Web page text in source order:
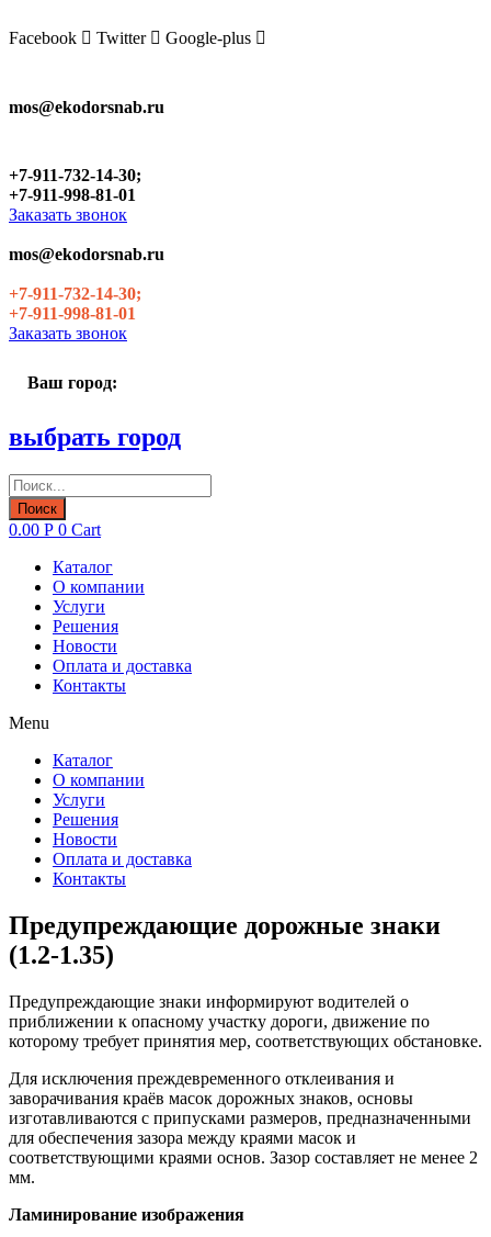
to
Facebook Twitter Google-plus
mos@ekodorsnab.ru
+7-911-732-14-30;
+7-911-998-81-01
Заказать звонок
mos@ekodorsnab.ru
+7-911-732-14-30;
+7-911-998-81-01
Заказать звонок
Ваш город:
выбрать город
Поиск
товаров
Поиск
0.00 Р 0 Cart
Каталог
О компании
Услуги
Решения
Новости
Оплата и доставка
Контакты
Menu
Каталог
О компании
Услуги
Решения
Новости
Оплата и доставка
Контакты
Предупреждающие дорожные знаки
(1.2-1.35)
Предупреждающие знаки информируют водителей о
приближении к опасному участку дороги, движение по
которому требует принятия мер, соответствующих обстановке.
Для исключения преждевременного отклеивания и
заворачивания краёв масок дорожных знаков, основы
изготавливаются с припусками размеров, предназначенными
для обеспечения зазора между краями масок и
соответствующими краями основ. Зазор составляет не менее 2
мм.
Ламинирование изображения